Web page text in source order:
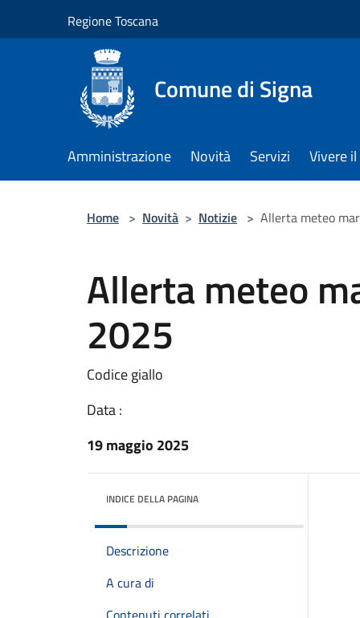
Regione Toscana
Comune di Signa
Amministrazione Novità Servizi Vivere
Home > Novità > Notizie > Allerta meteo
Allerta meteo
2025
Codice giallo
Data :
19 maggio 2025
INDICE DELLA PAGINA
Descrizione
A cura di